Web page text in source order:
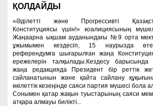
ҚОЛДАЙДЫ
«Әділетті және Прогрессивті
Конституциясы үшін!» коалициясының
Жаңаарна ықшам ауданындағы №9 орта
ұжымымен кездесіп, 15 наурызда
референдумға шығарылған жаңа
ережелерін талқылады.Кездесу барысында
жаңа редакцияда Президент бір реттік
сайланатынын және қайта сайлану
өкілеттік кезеңінде саяси партия мүшесі бола
Сонымен қатар жақын туыстарының саяси
атқара алмауы билікті...